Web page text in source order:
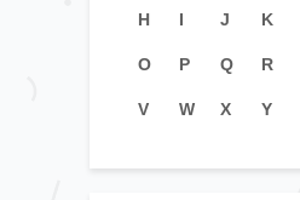
H I J K
O P Q R
V W X Y